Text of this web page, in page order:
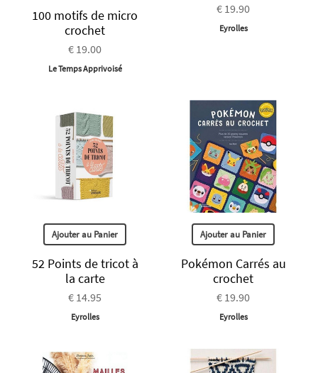
100 motifs de micro
crochet
€ 19.00
Le Temps Apprivoisé
€ 19.90
Eyrolles
Ajouter au Panier
52 Points de tricot à
la carte
€ 14.95
Eyrolles
Ajouter au Panier
Pokémon Carrés au
crochet
€ 19.90
Eyrolles